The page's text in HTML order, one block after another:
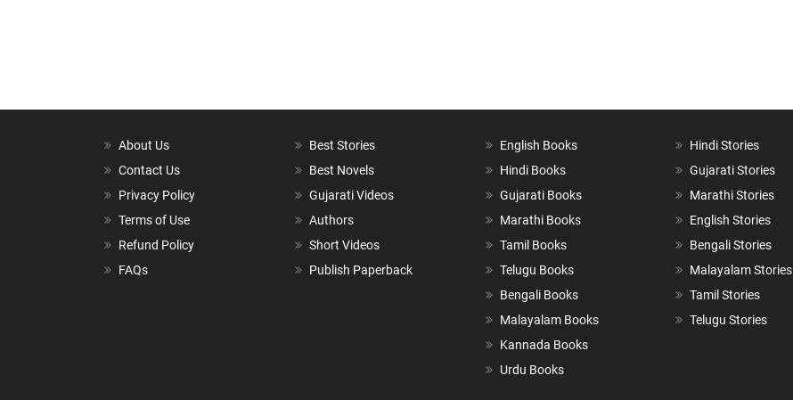
About Us
Contact Us
Privacy Policy
Terms of Use
Refund Policy
FAQs
Best Stories
Best Novels
Gujarati Videos
Authors
Short Videos
Publish Paperback
English Books
Hindi Books
Gujarati Books
Marathi Books
Tamil Books
Telugu Books
Bengali Books
Malayalam Books
Kannada Books
Urdu Books
Hindi Stories
Gujarati Stories
Marathi Stories
English Stories
Bengali Stories
Malayalam Stories
Tamil Stories
Telugu Stories